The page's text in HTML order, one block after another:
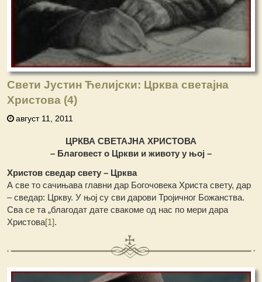
Свети Јустин Ћелијски: Црква светајна
Христова (4)
август 11, 2011
ЦРКВА СВЕТАЈНА ХРИСТОВА
– Благовест о Цркви и животу у њој –
Христов сведар свету – Црква
А све то сачињава главни дар Богочовека Христа свету, дар
– сведар: Цркву. У њој су сви дарови Тројичног Божанства.
Сва се та „благодат дате свакоме од нас по мери дара
Христова[1].